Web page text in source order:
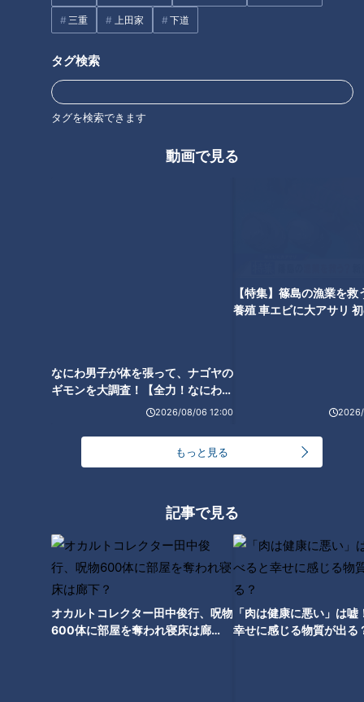
三重 上田家 下道
タグ検索
タグを検索できます
動画で見る
2026/08/06 12:00
【特集】篠島の漁業を救
養殖 車エビに大アサリ
もっと見る
記事で見る
オカルトコレクター田中俊行、呪物
600体に部屋を奪われ寝床は廊
「肉は健康に悪い」は嘘
幸せに感じる物質が出る
『まあ…数回程度かな？』
吉見さんは当時を思い出したかのように話し出す。
『オレ、めっちゃ怒られたホンマに！』
『うるさいなぁと思ったけど、正論言われているからね。
逆らえない自分もいて』
一度だけ逆らった貴重な思い出